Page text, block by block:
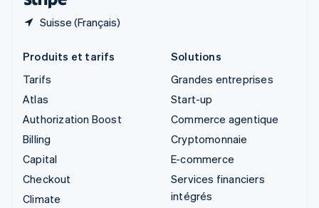
Découvrez comment Stripe construit l’infrastructure
Suisse (Français)
Produits et tarifs
Tarifs
Atlas
Authorization Boost
Billing
Capital
Checkout
Climate
Solutions
Grandes entreprises
Start-up
Commerce agentique
Cryptomonnaie
E-commerce
Services financiers
intégrés